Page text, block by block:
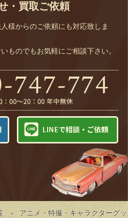
アニメ・特撮・キャラクターグ
・買取ご依頼
様からのご依頼にも対応致しま
ものでもお気軽にご相談下さい。